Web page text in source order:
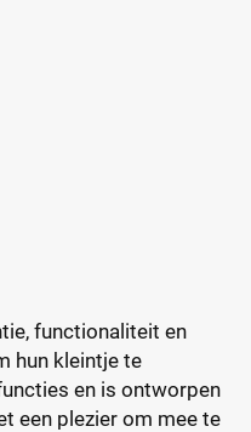
functionaliteit en
hun kleintje te
en is ontworpen
een plezier om mee te